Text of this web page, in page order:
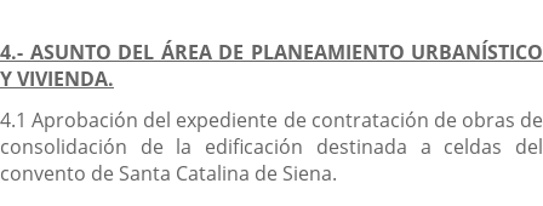
4.- ASUNTO DEL ÁREA DE PLANEAMIENTO URBANÍSTICO
Y VIVIENDA.
4.1 Aprobación del expediente de contratación de obras de
consolidación de la edificación destinada a celdas del
convento de Santa Catalina de Siena.